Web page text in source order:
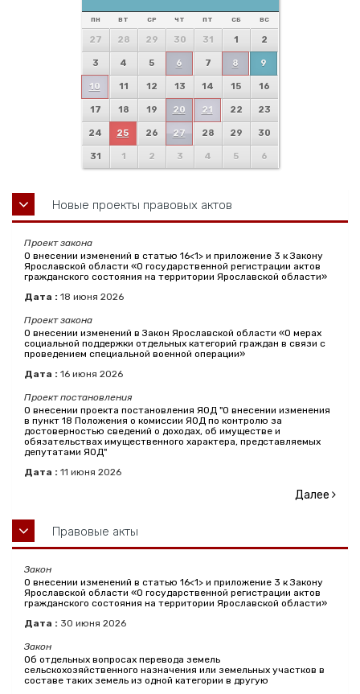
ПН ВТ СР ЧТ ПТ СБ ВС
27 28 29 30 31 1 2
3 4 5 6 7 8 9
10 11 12 13 14 15 16
17 18 19 20 21 22 23
24 25 26 27 28 29 30
31 1 2 3 4 5 6
Новые проекты правовых актов
Проект закона
О внесении изменений в статью 16<1> и приложение 3 к Закону
Ярославской области «О государственной регистрации актов
гражданского состояния на территории Ярославской области»
Дата : 18 июня 2026
Проект закона
О внесении изменений в Закон Ярославской области «О мерах
социальной поддержки отдельных категорий граждан в связи с
проведением специальной военной операции»
Дата : 16 июня 2026
Проект постановления
О внесении проекта постановления ЯОД "О внесении изменения
в пункт 18 Положения о комиссии ЯОД по контролю за
достоверностью сведений о доходах, об имуществе и
обязательствах имущественного характера, представляемых
депутатами ЯОД"
Дата : 11 июня 2026
Далее
Правовые акты
Закон
О внесении изменений в статью 16<1> и приложение 3 к Закону
Ярославской области «О государственной регистрации актов
гражданского состояния на территории Ярославской области»
Дата : 30 июня 2026
Закон
Об отдельных вопросах перевода земель
сельскохозяйственного назначения или земельных участков в
составе таких земель из одной категории в другую